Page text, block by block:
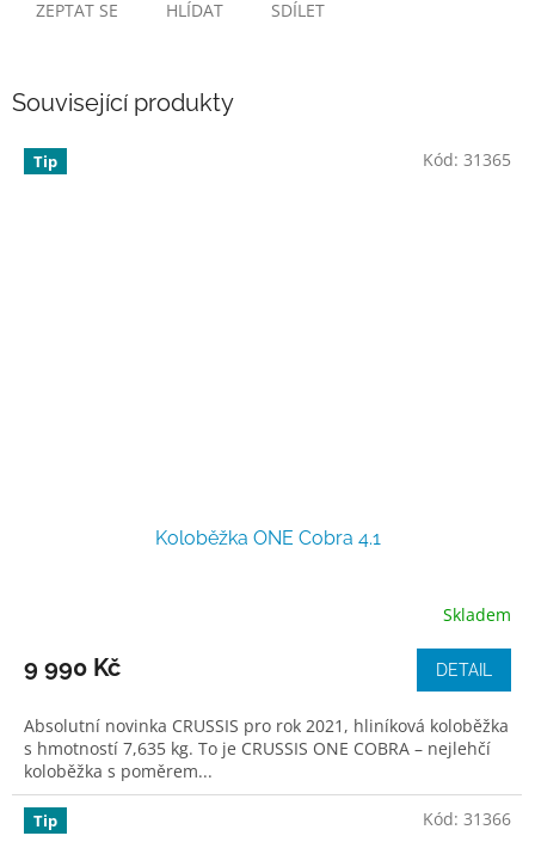
ZEPTAT SE HLÍDAT SDÍLET
Související produkty
Tip
Koloběžka ONE Cobra 4.1
Skladem
9 990 Kč DETAIL
Absolutní novinka CRUSSIS pro rok 2021, hliníková koloběžka
s hmotností 7,635 kg. To je CRUSSIS ONE COBRA – nejlehčí
koloběžka s poměrem...
Kód: 31365
Tip Kód: 31366